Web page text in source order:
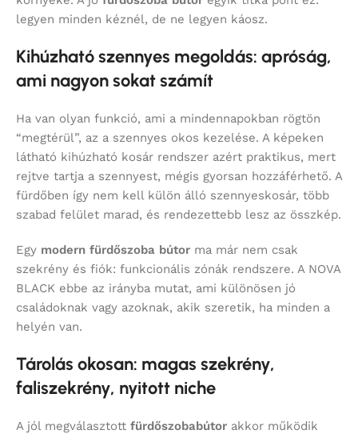
legyen minden kéznél, de ne legyen káosz.
Kihúzható szennyes megoldás: apróság,
ami nagyon sokat számít
Ha van olyan funkció, ami a mindennapokban rögtön
“megtérül”, az a szennyes okos kezelése. A képeken
látható kihúzható kosár rendszer azért praktikus, mert
rejtve tartja a szennyest, mégis gyorsan hozzáférhető. A
fürdőben így nem kell külön álló szennyeskosár, több
szabad felület marad, és rendezettebb lesz az összkép.
Egy modern fürdőszoba bútor ma már nem csak
szekrény és fiók: funkcionális zónák rendszere. A NOVA
BLACK ebbe az irányba mutat, ami különösen jó
családoknak vagy azoknak, akik szeretik, ha minden a
helyén van.
Tárolás okosan: magas szekrény,
faliszekrény, nyitott niche
A jól megválasztott fürdőszobabútor akkor működik